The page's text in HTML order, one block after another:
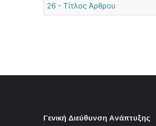
26 - Τίτλος Άρθρου
Γενική Διεύθυνση Ανάπτυξης